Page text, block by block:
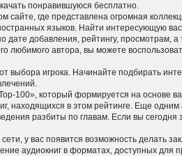
понравившуюся бесплатно.
где представлена огромная
языков. Найти интересующую
добавления, рейтингу, просмотрам, а
любимого автора, вы можете
от выбора игрока. Начинайте подбирать
100», который формируется на основе
находящихся в этом рейтинге. Еще
разбиты по главам. Если вы сегодня
у вас появится возможность делать
аудиокниг в форматах, доступных для